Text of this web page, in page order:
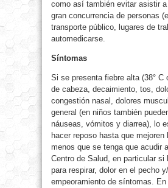
como así también evitar asistir
gran concurrencia de personas
transporte público, lugares de
automedicarse.
Síntomas
Si se presenta fiebre alta (38° C
de cabeza, decaimiento, tos,
congestión nasal, dolores
general (en niños también
náuseas, vómitos y diarrea), lo
hacer reposo hasta que
menos que se tenga que acudir
Centro de Salud, en particular si
para respirar, dolor en el pecho
empeoramiento de síntomas.